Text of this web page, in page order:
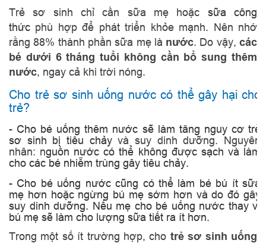
Trẻ sơ sinh chỉ cần sữa mẹ hoặc sữa công
thức phù hợp để phát triển khỏe mạnh. Nên nhớ
rằng 88% thành phần sữa mẹ là nước. Do vậy,các
bé dưới 6 tháng tuổi không cần bổ sung thêm
nước, ngay cả khi trời nóng.
Cho trẻ sơ sinh uống nước có thể gây hại cho
trẻ?
- Cho bé uống thêm nước sẽ làm tăng nguy cơ trẻ
sơ sinh bị tiêu chảyvà suy dinh dưỡng. Nguyên
nhân: nguồn nước có thể không được sạch và làm
cho các bé nhiễm trùng gây tiêu chảy.
- Cho bé uống nước cũng có thể làm bé bú ít sữa
mẹ hơn hoặc ngừng bú mẹ sớm hơn và do đó gây
suy dinh dưỡng. Nếu mẹ cho bé uống nước thay vì
bú mẹ sẽ làm cho lượng sữa tiết ra ít hơn.
Trong một số ít trường hợp, cho trẻ sơ sinh uống